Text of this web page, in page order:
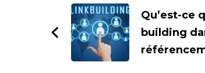
d'article
Qu’est-ce
building